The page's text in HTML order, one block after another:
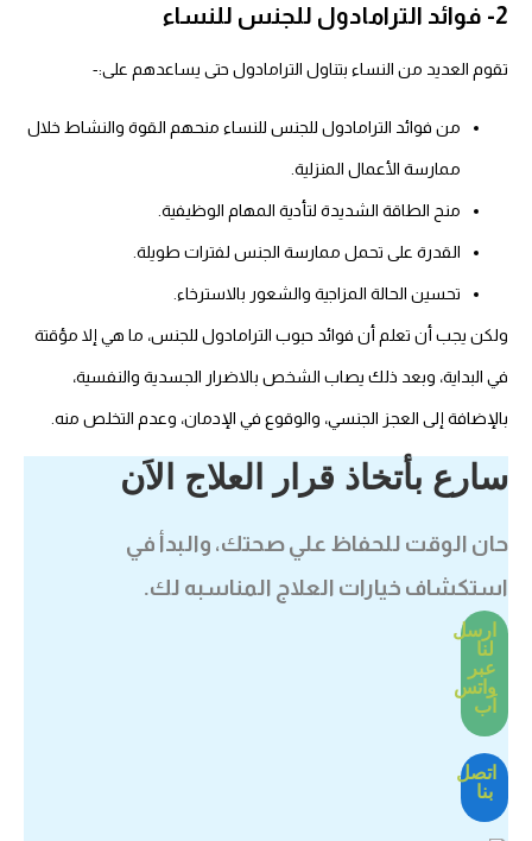
2- فوائد الترامادول للجنس للنساء
تقوم العديد من النساء بتناول الترامادول حتى يساعدهم على:-
من فوائد الترامادول للجنس للنساء منحهم القوة والنشاط خلال
ممارسة الأعمال المنزلية.
منح الطاقة الشديدة لتأدية المهام الوظيفية.
القدرة على تحمل ممارسة الجنس لفترات طويلة.
تحسين الحالة المزاجية والشعور بالاسترخاء.
ولكن يجب أن تعلم أن فوائد حبوب الترامادول للجنس، ما هي إلا مؤقتة
في البداية، وبعد ذلك يصاب الشخص بالاضرار الجسدية والنفسية،
بالإضافة إلى العجز الجنسي، والوقوع في الإدمان، وعدم التخلص منه.
سارع بأتخاذ قرار العلاج الاَن
حان الوقت للحفاظ علي صحتك، والبدأ في
استكشاف خيارات العلاج المناسبه لك.
ارسل
لنا
عبر
واتس
اَب
اتصل
بنا